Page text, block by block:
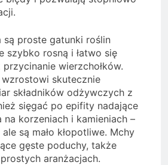
proste gatunki roślin
szybko rosną i łatwo się
wierzchołków.
skutecznie
składników odżywczych z
sięgać po epifity nadające
na korzeniach i kamieniach –
są mało kłopotliwe. Mchy
gęste poduchy, także
aranżacjach.